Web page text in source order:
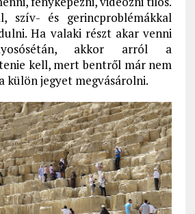
szív- és gerincproblémákkal
Ha valaki részt akar venni
akkor arról a
kell, mert bentről már nem
külön jegyet megvásárolni.